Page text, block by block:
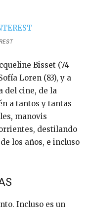
Bisset (74
Loren (83), y a
del cine, de la
a tantos y tantas
manovis
destilando
los años, e incluso
Incluso es un